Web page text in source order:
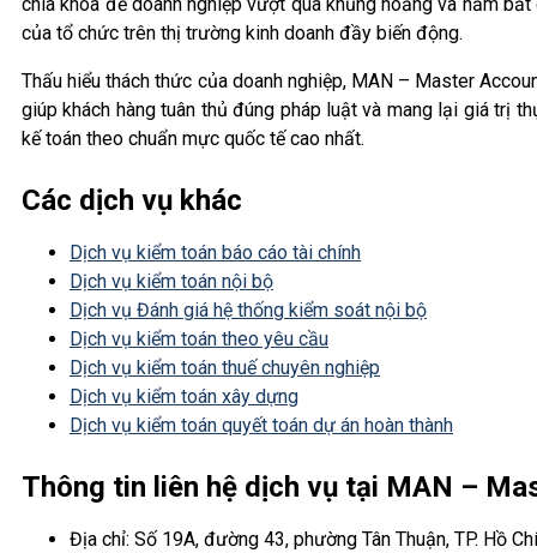
của tổ chức trên thị trường kinh doanh đầy biến động.
Thấu hiểu thách thức của doanh nghiệp, MAN – Master
giúp khách hàng tuân thủ đúng pháp luật và mang lại giá trị
kế toán theo chuẩn mực quốc tế cao nhất.
Các dịch vụ khác
Dịch vụ kiểm toán báo cáo tài chính
Dịch vụ kiểm toán nội bộ
Dịch vụ Đánh giá hệ thống kiểm soát nội bộ
Dịch vụ kiểm toán theo yêu cầu
Dịch vụ kiểm toán thuế chuyên nghiệp
Dịch vụ kiểm toán xây dựng
Dịch vụ kiểm toán quyết toán dự án hoàn thành
Thông tin liên hệ dịch vụ tại MAN –
Địa chỉ: Số 19A, đường 43, phường Tân Thuận, TP. Hồ